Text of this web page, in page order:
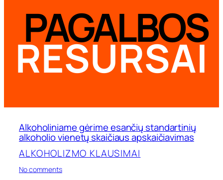
PAGALBOS
RESURSAI
Alkoholiniame gėrime esančių standartinių
alkoholio vienetų skaičiaus apskaičiavimas
ALKOHOLIZMO KLAUSIMAI
No commentson